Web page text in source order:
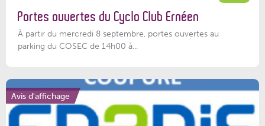
Portes ouvertes du Cyclo Club Ernéen
À partir du mercredi 8 septembre, portes ouvertes au
parking du COSEC de 14h00 à...
Avis d'affichage